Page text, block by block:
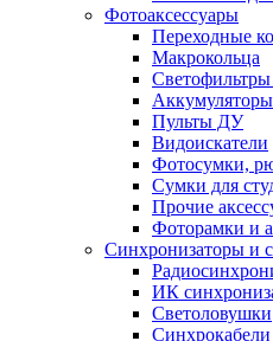
Фотоаксессуары
Переходные
Макрокольца
Светофильтры
Аккумуляторы
Пульты ДУ
Видоискатели
Фотосумки,
Сумки для
Прочие
Фоторамки и
Синхронизаторы и
ИК
Светоловушки
Синхрокабели